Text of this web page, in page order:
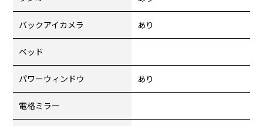
バックアイカメラ あり
ベッド
パワーウィンドウ あり
電格ミラー